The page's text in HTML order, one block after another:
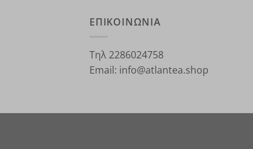
ΕΠΙΚΟΙΝΩΝΙΑ
Τηλ 2286024758
Email: info@atlantea.shop